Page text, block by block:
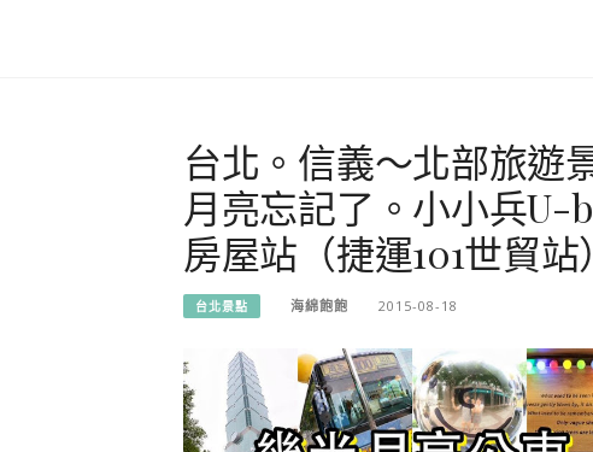
台北。信義～北部旅遊
月亮忘記了。小小兵U-
房屋站（捷運101世貿站）
台北景點 海綿飽飽 2015-08-18